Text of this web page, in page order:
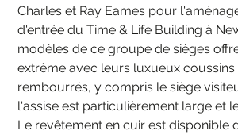
Charles et Ray Eames pour
d'entrée du Time & Life Building à
modèles de ce groupe de sièges
extrême avec leurs luxueux coussins
rembourrés, y compris le siège
l'assise est particulièrement large et
Le revêtement en cuir est disponible